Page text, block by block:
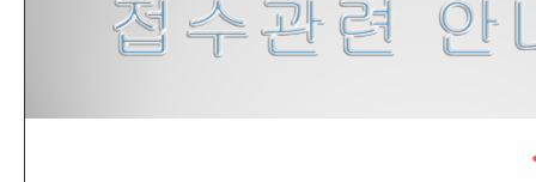
회 실용.외국무용 대기시간 안